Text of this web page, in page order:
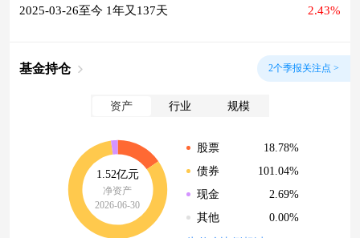
2025-03-26至今 1年又137天 2.43%
基金持仓 2个季报关注点 >
资产 行业 规模
1.52亿元
净资产
2026-06-30
股票
18.78%
债券
101.04%
现金
2.69%
其他
0.00%